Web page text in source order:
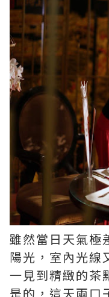
雖然當日天氣極
陽光，室內光線
一見到精緻的茶
是的，這天兩口